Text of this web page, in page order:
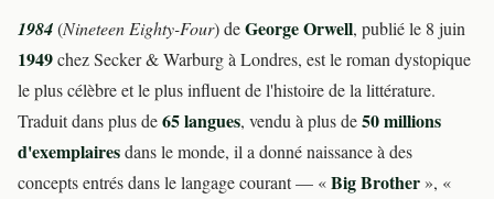
1984(Nineteen Eighty-Four) deGeorge Orwell, publié le 8 juin
1949chez Secker & Warburg à Londres, est le roman dystopique
le plus célèbre et le plus influent de l'histoire de la littérature.
Traduit dans plus de65 langues, vendu à plus de50 millions
d'exemplairesdans le monde, il a donné naissance à des
concepts entrés dans le langage courant — «Big Brother », «